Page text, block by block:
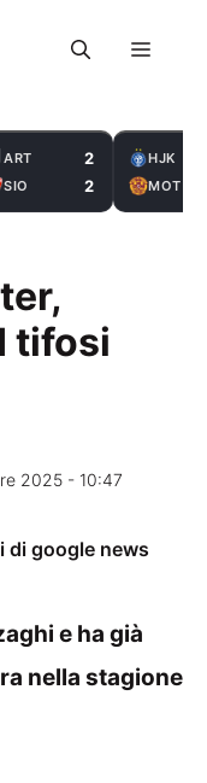
Menu
ART 2
SIO 2
HJK
MOT
tifosi
2025 - 10:47
di google news
e ha già
nella stagione